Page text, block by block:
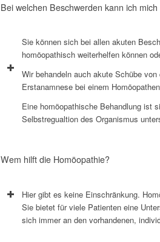
Bei welchen Beschwerden kann ich
Sie können sich bei allen akuten
homöopathisch weiterhelfen können
Wir behandeln auch akute Schübe
Erstanamnese bei einem
Eine homöopathische Behandlung ist
Selbstregualtion des Organismus
Wem hilft die Homöopathie?
Hier gibt es keine Einschränkung.
Sie bietet für viele Patienten eine
sich immer an den vorhandenen,